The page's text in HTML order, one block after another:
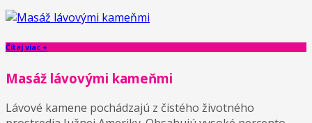
Čítaj viac +
Masáž lávovými kameňmi
Lávové kamene pochádzajú z čistého životného